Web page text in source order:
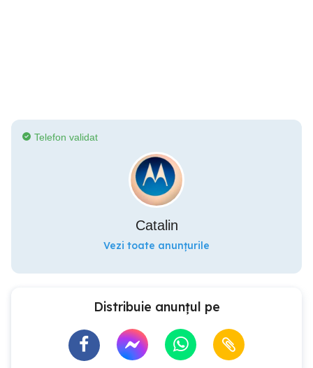
Telefon validat
Catalin
Vezi toate anunțurile
Distribuie anunțul pe